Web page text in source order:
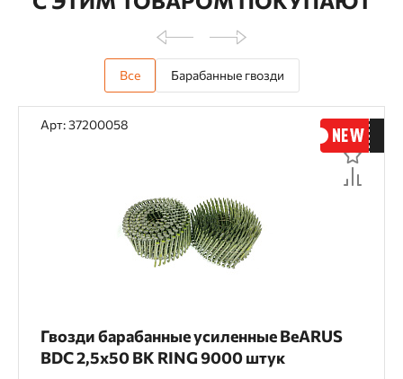
Все Барабанные гвозди
Арт: 37200058
Гвозди барабанные усиленные BeARUS
BDC 2,5x50 BK RING 9000 штук